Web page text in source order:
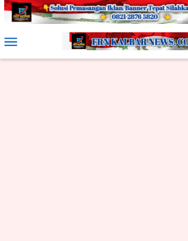
Loncat
Mobile